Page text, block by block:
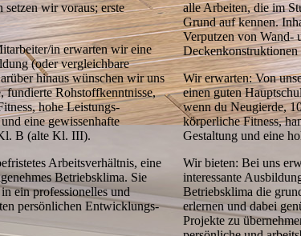
wir voraus; erste
in erwar­ten wir eine
(oder vergleichbare
hinaus wünschen wir uns
fundierte Rohstoffkenntnisse,
hohe Leistungs­
eine gewis­senhafte
B (alte Kl. III).
Arbeits­verhältnis, eine
Betriebsklima. Sie
ein professionelles und
persönlichen Entwicklungs­
alle Arbeiten, die im
Grund auf kennen.
Verputzen von Wand-
Wir erwarten: Von
einen guten
wenn du Neugierde,
körperliche Fitness,
Gestaltung und eine
Wir bieten: Bei uns
interessante
Betriebsklima die
erlernen und dabei
Projekte zu